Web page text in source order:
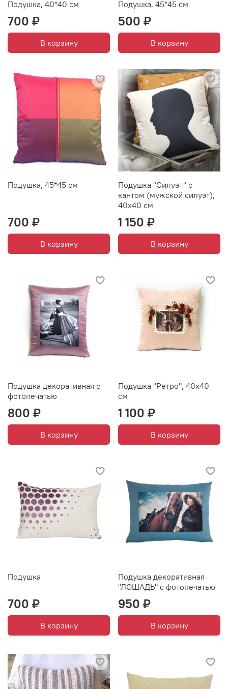
Подушка, 40*40 см
700 ₽
В корзину
Подушка, 45*45 см
500 ₽
В корзину
Подушка, 45*45 см
700 ₽
В корзину
Подушка "Силуэт" с
кантом (мужской силуэт),
40х40 см
1 150 ₽
В корзину
Подушка декоративная с
фотопечатью
800 ₽
В корзину
Подушка "Ретро", 40х40
см
1 100 ₽
В корзину
Подушка
700 ₽
В корзину
Подушка декоративная
"ЛОШАДЬ" с фотопечатью
950 ₽
В корзину